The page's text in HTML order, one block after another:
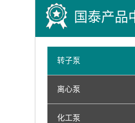
国泰产品
转子泵
离心泵
化工泵